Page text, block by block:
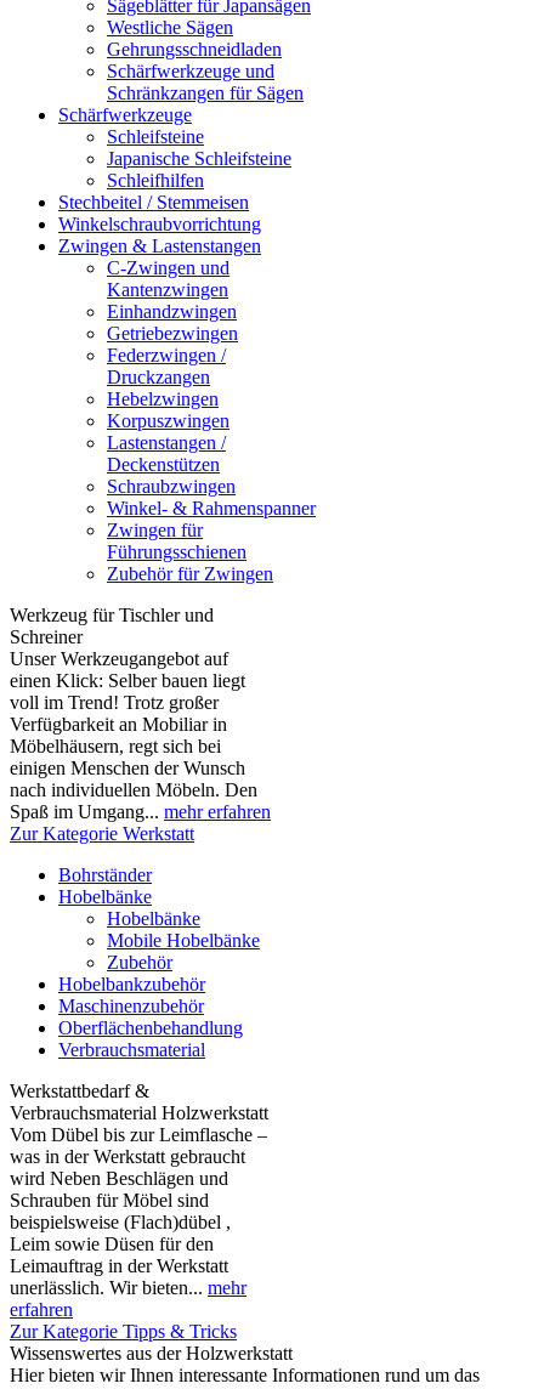
Sägeblätter für Japansägen
Westliche Sägen
Gehrungsschneidladen
Schärfwerkzeuge und
Schränkzangen für Sägen
Schärfwerkzeuge
Schleifsteine
Japanische Schleifsteine
Schleifhilfen
Stechbeitel / Stemmeisen
Winkelschraubvorrichtung
Zwingen & Lastenstangen
C-Zwingen und
Kantenzwingen
Einhandzwingen
Getriebezwingen
Federzwingen /
Druckzangen
Hebelzwingen
Korpuszwingen
Lastenstangen /
Deckenstützen
Schraubzwingen
Winkel- & Rahmenspanner
Zwingen für
Führungsschienen
Zubehör für Zwingen
Werkzeug für Tischler und
Schreiner
Unser Werkzeugangebot auf
einen Klick: Selber bauen liegt
voll im Trend! Trotz großer
Verfügbarkeit an Mobiliar in
Möbelhäusern, regt sich bei
einigen Menschen der Wunsch
nach individuellen Möbeln. Den
Spaß im Umgang... mehr erfahren
Zur Kategorie Werkstatt
Bohrständer
Hobelbänke
Hobelbänke
Mobile Hobelbänke
Zubehör
Hobelbankzubehör
Maschinenzubehör
Oberflächenbehandlung
Verbrauchsmaterial
Werkstattbedarf &
Verbrauchsmaterial Holzwerkstatt
Vom Dübel bis zur Leimflasche –
was in der Werkstatt gebraucht
wird Neben Beschlägen und
Schrauben für Möbel sind
beispielsweise (Flach)dübel ,
Leim sowie Düsen für den
Leimauftrag in der Werkstatt
unerlässlich. Wir bieten... mehr
erfahren
Zur Kategorie Tipps & Tricks
Wissenswertes aus der Holzwerkstatt
Hier bieten wir Ihnen interessante Informationen rund um das